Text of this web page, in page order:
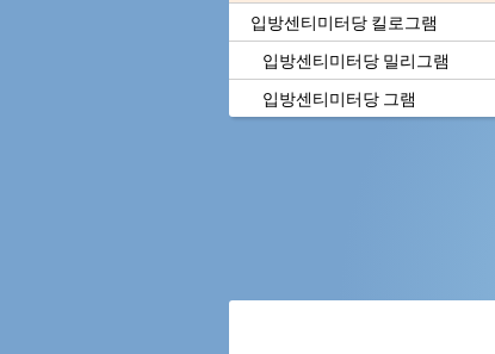
입방센티미터당 킬로그램
입방센티미터당 밀리그램
입방센티미터당 그램